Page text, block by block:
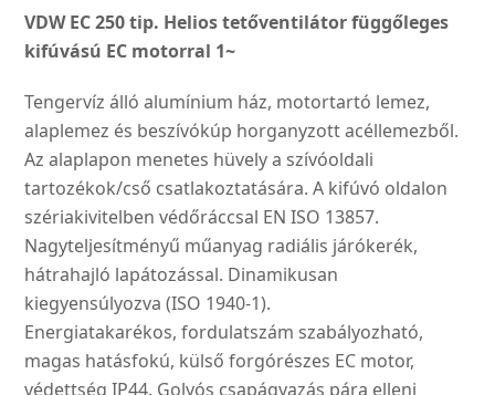
motorral
1~
VDW EC 250 tip. Helios tetőventilátor függőleges
kifúvású EC motorral 1~
Tengervíz álló alumínium ház, motortartó lemez,
alaplemez és beszívókúp horganyzott acéllemezből.
Az alaplapon menetes hüvely a szívóoldali
tartozékok/cső csatlakoztatására. A kifúvó oldalon
szériakivitelben védőráccsal EN ISO 13857.
Nagyteljesítményű műanyag radiális járókerék,
hátrahajló lapátozással. Dinamikusan
kiegyensúlyozva (ISO 1940-1).
Energiatakarékos, fordulatszám szabályozható,
magas hatásfokú, külső forgórészes EC motor,
védettség IP44. Golyós csapágyazás pára elleni